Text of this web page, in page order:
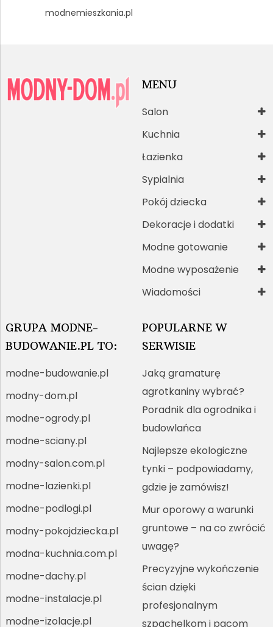
modnemieszkania.pl
MENU
Salon
Kuchnia
Łazienka
Sypialnia
Pokój dziecka
Dekoracje i dodatki
Modne gotowanie
Modne wyposażenie
Wiadomości
GRUPA MODNE-
BUDOWANIE.PL TO:
modne-budowanie.pl
modny-dom.pl
modne-ogrody.pl
modne-sciany.pl
modny-salon.com.pl
modne-lazienki.pl
modne-podlogi.pl
modny-pokojdziecka.pl
modna-kuchnia.com.pl
modne-dachy.pl
modne-instalacje.pl
modne-izolacje.pl
POPULARNE W
SERWISIE
Jaką gramaturę
agrotkaniny wybrać?
Poradnik dla ogrodnika i
budowlańca
Najlepsze ekologiczne
tynki – podpowiadamy,
gdzie je zamówisz!
Mur oporowy a warunki
gruntowe – na co zwrócić
uwagę?
Precyzyjne wykończenie
ścian dzięki
profesjonalnym
szpachelkom i pacom